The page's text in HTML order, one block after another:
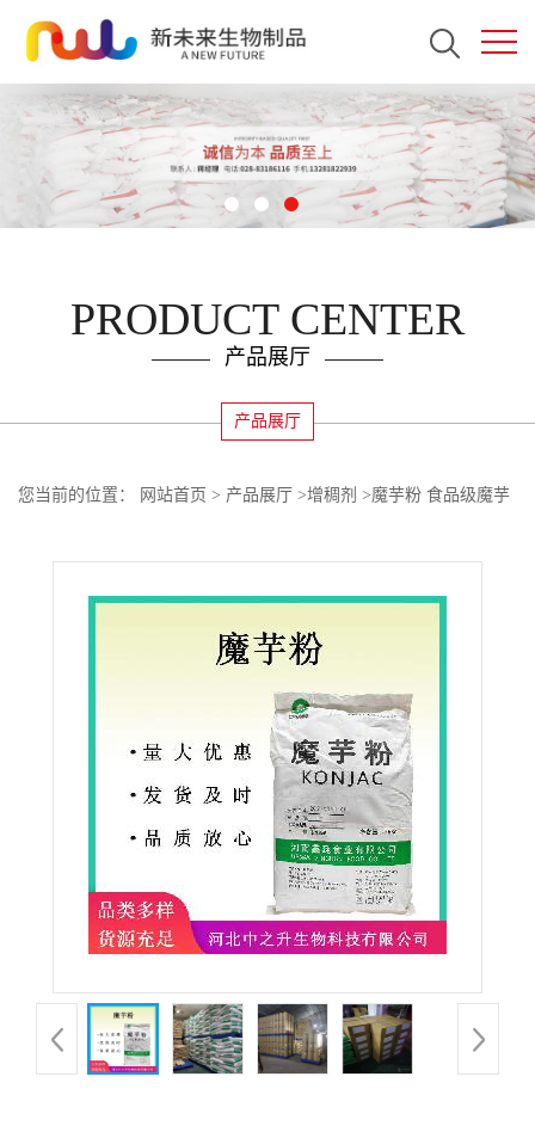
PRODUCT CENTER
产品展厅
产品展厅
您当前的位置： 网站首页 > 产品展厅 >增稠剂 >魔芋粉 食品级魔芋